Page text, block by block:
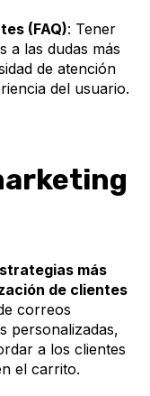
(FAQ): Tener
a las dudas más
de atención
del usuario.
más
de clientes
correos
personalizadas,
a los clientes
el carrito.